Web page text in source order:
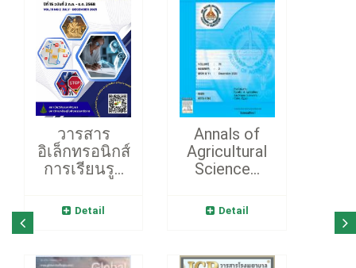
วารสาร
อิเล็กทรอนิกส์
การเรียนรู...
Detail
Annals of
Agricultural
Science...
Detail